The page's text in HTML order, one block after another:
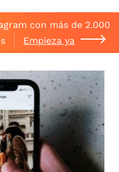
con más de 2.000
Empieza ya